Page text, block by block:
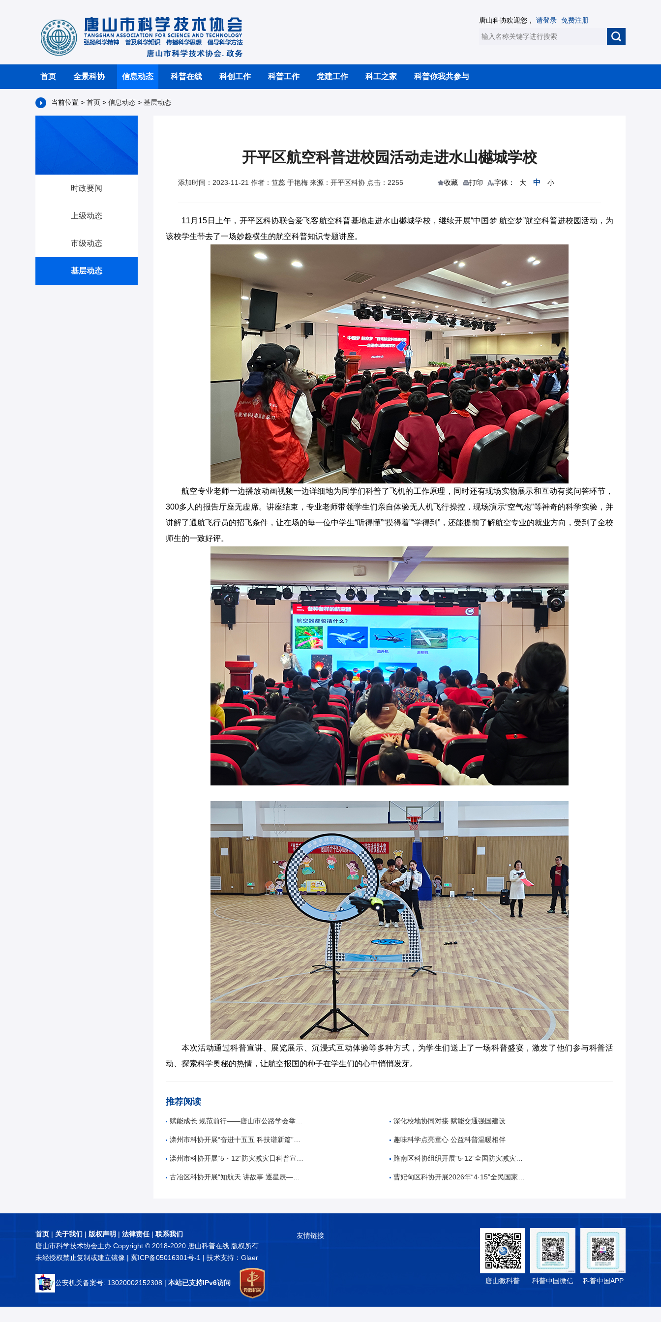
唐山科协欢迎您， 请登录 免费注册
首页 全景科协 信息动态 科普在线 科创工作 科普工作 党建工作 科工之家 科普你我共参与
当前位置 > 首页 > 信息动态 > 基层动态
时政要闻
上级动态
市级动态
基层动态
开平区航空科普进校园活动走进水山樾城学校
添加时间：2023-11-21 作者：笪蕊 于艳梅 来源：开平区科协 点击：2255 收藏 打印 字体： 大 中 小
11月15日上午，开平区科协联合爱飞客航空科普基地走进水山樾城学校，继续开展“中国梦 航空梦”航空科普进校园活动，为
该校学生带去了一场妙趣横生的航空科普知识专题讲座。
航空专业老师一边播放动画视频一边详细地为同学们科普了飞机的工作原理，同时还有现场实物展示和互动有奖问答环节，
300多人的报告厅座无虚席。讲座结束，专业老师带领学生们亲自体验无人机飞行操控，现场演示“空气炮”等神奇的科学实验，并
讲解了通航飞行员的招飞条件，让在场的每一位中学生“听得懂”“摸得着”“学得到”，还能提前了解航空专业的就业方向，受到了全校
师生的一致好评。
本次活动通过科普宣讲、展览展示、沉浸式互动体验等多种方式，为学生们送上了一场科普盛宴，激发了他们参与科普活
动、探索科学奥秘的热情，让航空报国的种子在学生们的心中悄悄发芽。
推荐阅读
赋能成长 规范前行——唐山市公路学会举办公路工程建设领域招投标专题培训 深化校地协同对接 赋能交通强国建设
滦州市科协开展“奋进十五五 科技谱新篇”全国科技周科普进校园活动 趣味科学点亮童心 公益科普温暖相伴
滦州市科协开展“5・12”防灾减灾日科普宣传活动 路南区科协组织开展“5·12”全国防灾减灾日主题科普进校园活动
古冶区科协开展“知航天 讲故事 逐星辰——中国航天日”科普教育活动 曹妃甸区科协开展2026年“4·15”全民国家安全教育日宣传活动
首页 | 关于我们 | 版权声明 | 法律责任| 联系我们
唐山市科学技术协会主办 Copyright © 2018-2020 唐山科普在线 版权所有
未经授权禁止复制或建立镜像 | 冀ICP备05016301号-1 | 技术支持：Glaer
公安机关备案号: 13020002152308 | 本站已支持IPv6访问
友情链接
唐山微科普 科普中国微信 科普中国APP